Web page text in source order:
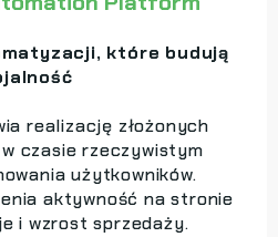
które budują
realizację złożonych
czasie rzeczywistym
użytkowników.
aktywność na stronie
i wzrost sprzedaży.